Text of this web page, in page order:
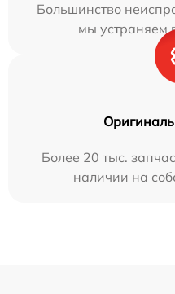
Большинство
мы устраняем
Более 20 тыс.
наличии на